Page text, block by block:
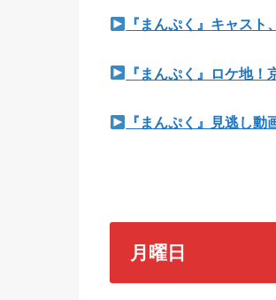
『まんぷく』キャス
『まんぷく』ロケ地
『まんぷく』見逃し
月曜日